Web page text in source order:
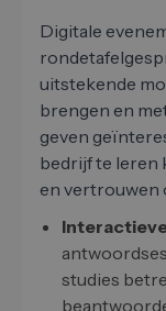
Digitale
uitstekende
brengen en
geven
bedrijf te leren
en vertrouwen
studies